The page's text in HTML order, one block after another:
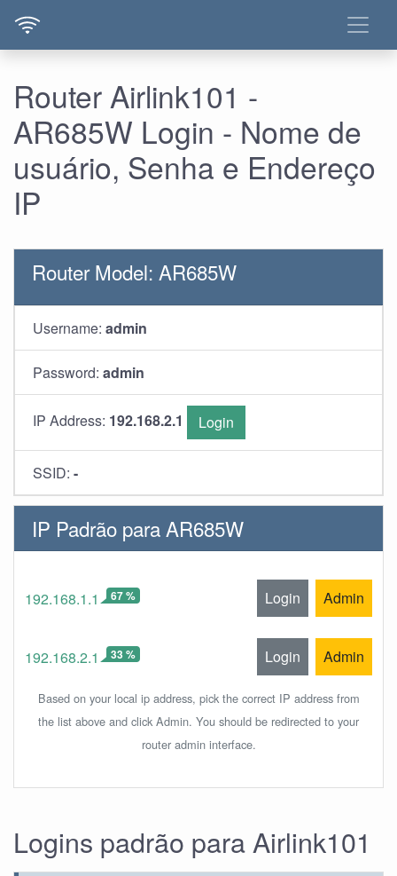
Router Airlink101 -
AR685W Login - Nome de
usuário, Senha e Endereço
IP
Router Model: AR685W
Username: admin
Password: admin
IP Address: 192.168.2.1 Login
SSID: -
IP Padrão para AR685W
192.168.1.1 67 % Login Admin
192.168.2.1 33 % Login Admin
Based on your local ip address, pick the correct IP address from
the list above and click Admin. You should be redirected to your
router admin interface.
Logins padrão para Airlink101